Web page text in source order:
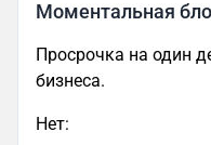
Моментальная
Просрочка на один
бизнеса.
Нет: